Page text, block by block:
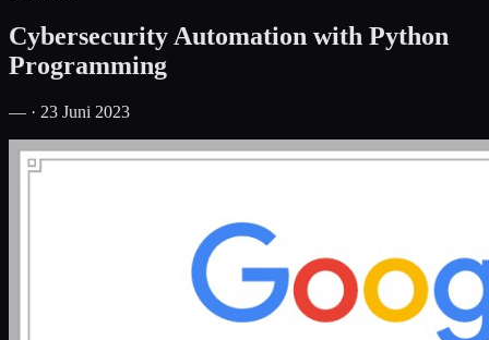
Cybersecurity Automation with Python
Programming
— · 23 Juni 2023